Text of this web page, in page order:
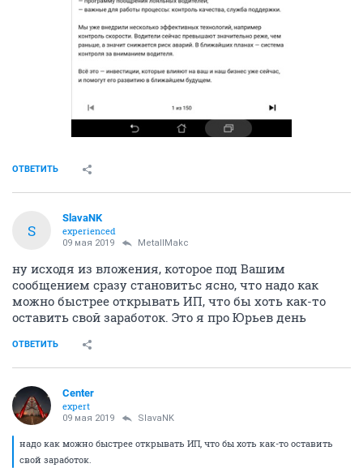
ОТВЕТИТЬ
S
SlavaNK
experienced
09 мая 2019 MetallMakc
ну исходя из вложения, которое под Вашим
сообщением сразу становитьс ясно, что надо как
можно быстрее открывать ИП, что бы хоть как-то
оставить свой заработок. Это я про Юрьев день
ОТВЕТИТЬ
Center
expert
09 мая 2019 SlavaNK
надо как можно быстрее открывать ИП, что бы хоть как-то оставить
свой заработок.